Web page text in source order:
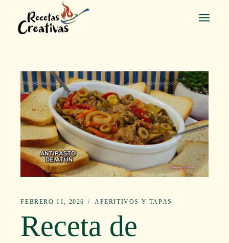
contenido
FEBRERO 11, 2026 APERITIVOS Y TAPAS
Receta de